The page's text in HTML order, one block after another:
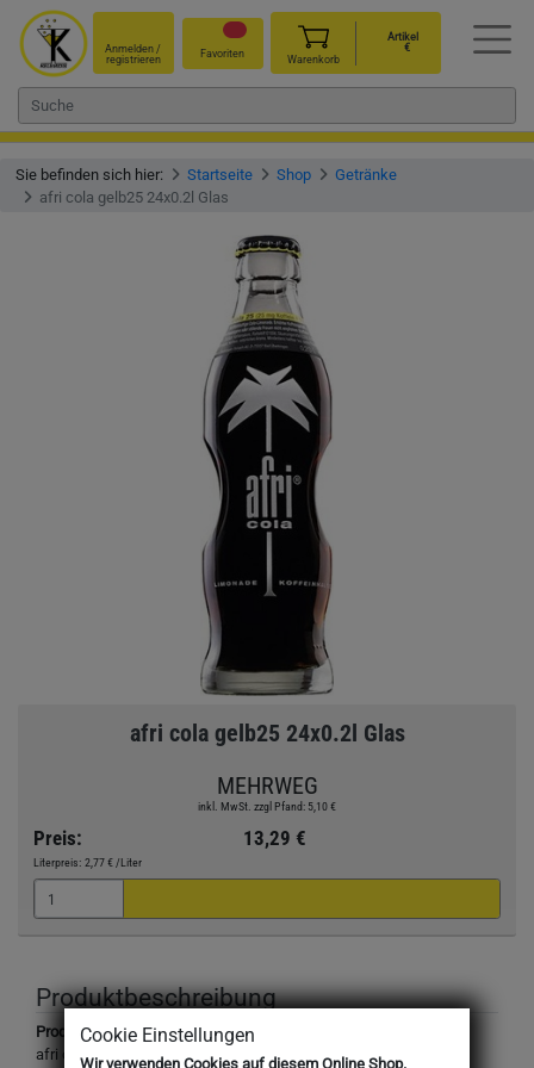
Anmelden /
registrieren
Favoriten Warenkorb
Artikel
€
Sie befinden sich hier: Startseite Shop
Getränke
afri cola gelb25 24x0.2l Glas
afri cola gelb25 24x0.2l Glas
MEHRWEG
inkl. MwSt. zzgl Pfand: 5,10 €
Preis: 13,29 €
Literpreis: 2,77 € /Liter
Produktbeschreibung
Produktbezeichnung:
afri cola 25, koffeinhaltiges Erfrischungsgetränk
Cookie Einstellungen
Wir verwenden Cookies auf diesem Online Shop.